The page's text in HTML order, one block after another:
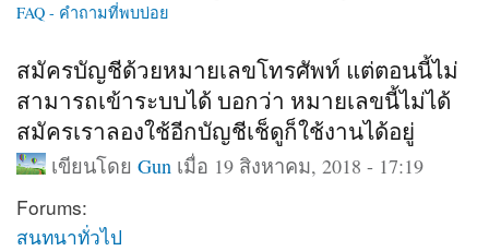
FAQ - คำถามที่พบบ่อย
สมัครบัญชีด้วยหมายเลขโทรศัพท์ แต่ตอนนี้ไม่
สามารถเข้าระบบได้ บอกว่า หมายเลขนี้ไม่ได้
สมัครเราลองใช้อีกบัญชีเช็ดูก็ใช้งานได้อยู่
เขียนโดย Gun เมื่อ 19 สิงหาคม, 2018 - 17:19
Forums:
สนทนาทั่วไป